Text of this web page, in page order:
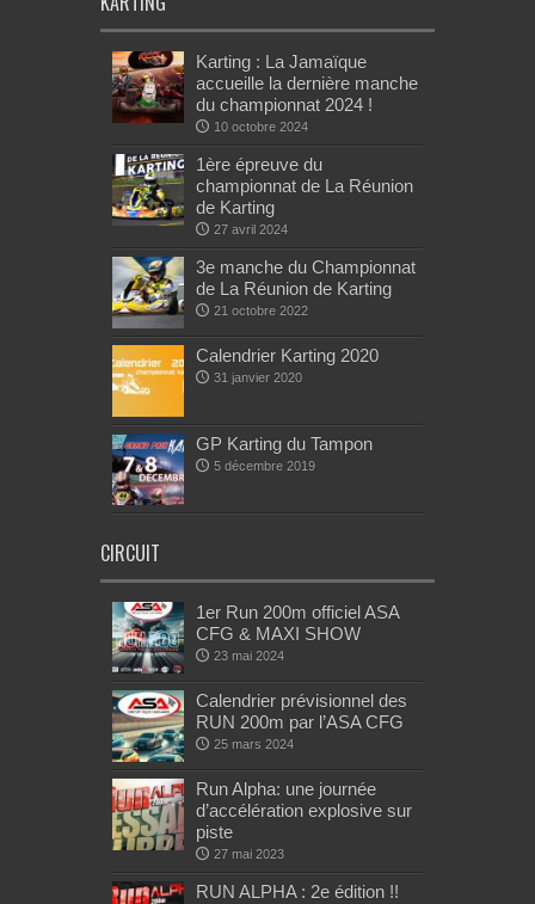
Karting : La Jamaïque
accueille la dernière manche
du championnat 2024 !
10 octobre 2024
1ère épreuve du
championnat de La Réunion
de Karting
27 avril 2024
3e manche du Championnat
de La Réunion de Karting
21 octobre 2022
Calendrier Karting 2020
31 janvier 2020
GP Karting du Tampon
5 décembre 2019
CIRCUIT
1er Run 200m officiel ASA
CFG & MAXI SHOW
23 mai 2024
Calendrier prévisionnel des
RUN 200m par l’ASA CFG
25 mars 2024
Run Alpha: une journée
d’accélération explosive sur
piste
27 mai 2023
RUN ALPHA : 2e édition !!